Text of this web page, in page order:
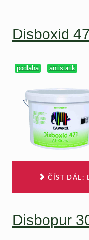
Disboxid
podlaha antistatik
ČÍST DÁL:
Disbopur